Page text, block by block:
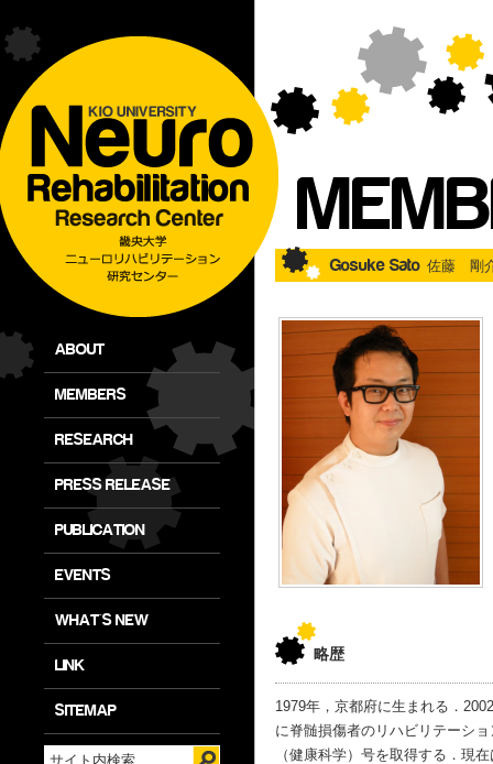
ABOUT
MEMBERS
RESEARCH
PRESS RELEASE
PUBLICATION
EVENTS
WHAT'S NEW
LINK
SITEMAP
Gosuke Sato 佐藤 剛
略歴
1979年，京都府に生まれる．
に脊髄損傷者のリハビリテーシ
（健康科学）号を取得する．現